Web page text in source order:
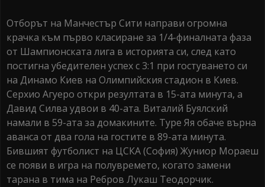
Отборът на Манчестър Сити направи огромна
крачка към първо класиране за 1/4-финалната фаза
от Шампионската лига в историята си, след като
постигна убедителен успех с 3:1 при гостуването си
на Динамо Киев на Олимпийския стадион в Киев.
Серхио Агуеро откри резултата в 15-ата минута, а
Давид Силва удвои в 40-ата. Виталий Буялский
намали в 59-ата за домакините. Туре Яя обаче върна
аванса от два гола на гостите в 89-ата минута.
Бившият футболист на ЦСКА (София) Жуниор Мораеш
се появи в игра на полувремето, когато замени
тарана в тима на Ребров Лукаш Теодорчик.